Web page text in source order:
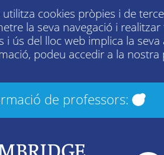
cookies pròpies i de
la seva navegació i realitzar
i ús del lloc web implica la seva
podeu accedir a la nostra
de professors: